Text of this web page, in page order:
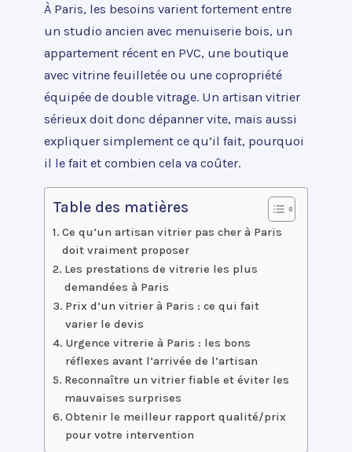
À Paris, les besoins varient fortement entre
un studio ancien avec menuiserie bois, un
appartement récent en PVC, une boutique
avec vitrine feuilletée ou une copropriété
équipée de double vitrage. Un artisan vitrier
sérieux doit donc dépanner vite, mais aussi
expliquer simplement ce qu’il fait, pourquoi
il le fait et combien cela va coûter.
Table des matières
Ce qu’un artisan vitrier pas cher à Paris
doit vraiment proposer
Les prestations de vitrerie les plus
demandées à Paris
Prix d’un vitrier à Paris : ce qui fait
varier le devis
Urgence vitrerie à Paris : les bons
réflexes avant l’arrivée de l’artisan
Reconnaître un vitrier fiable et éviter les
mauvaises surprises
Obtenir le meilleur rapport qualité/prix
pour votre intervention